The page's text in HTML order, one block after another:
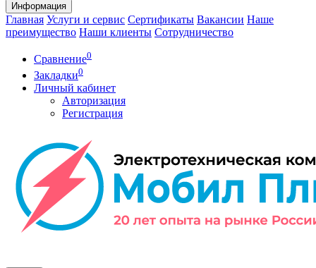
Информация
Главная Услуги и сервис Сертификаты Вакансии Наше
преимущество Наши клиенты Сотрудничество
Сравнение0
Закладки0
Личный кабинет
Авторизация
Регистрация